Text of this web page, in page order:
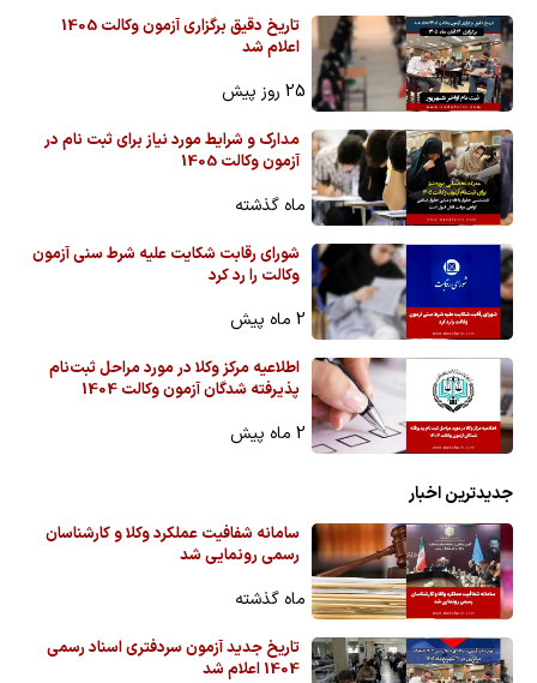
تاریخ دقیق برگزاری آزمون وکالت 1405
اعلام شد
25 روز پیش
مدارک و شرایط مورد نیاز برای ثبت نام در
آزمون وکالت 1405
ماه گذشته
شورای رقابت شکایت علیه شرط سنی آزمون
وکالت را رد کرد
2 ماه پیش
اطلاعیه مرکز وکلا در مورد مراحل ثبت‌نام
پذیرفته شدگان آزمون وکالت 1404
2 ماه پیش
جدیدترین اخبار
سامانه شفافیت عملکرد وکلا و کارشناسان
رسمی رونمایی شد
ماه گذشته
تاریخ جدید آزمون سردفتری اسناد رسمی
1404 اعلام شد